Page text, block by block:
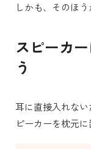
しかも、そのほ
スピーカ
う
耳に直接入れな
ピーカーを枕元